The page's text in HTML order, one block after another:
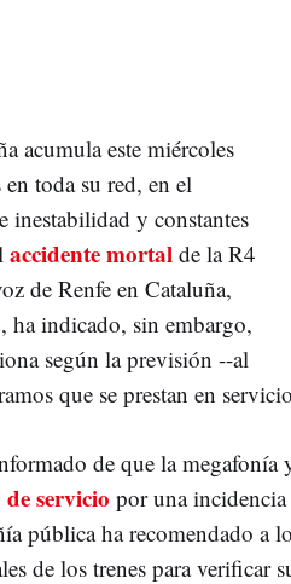
acumula este miércoles
toda su red, en el
inestabilidad y constantes
accidente mortal de la R4
de Renfe en Cataluña,
, ha indicado, sin embargo,
según la previsión --al
que se prestan en
de que la megafonía
servicio por una incidencia
pública ha recomendado a
de los trenes para verificar